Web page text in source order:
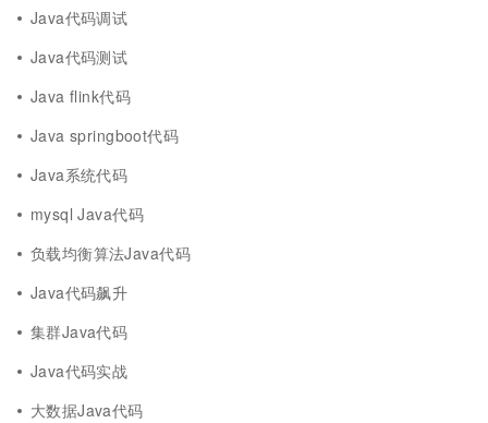
Java代码调试
Java代码测试
Java flink代码
Java springboot代码
Java系统代码
mysql Java代码
负载均衡算法Java代码
Java代码飙升
集群Java代码
Java代码实战
大数据Java代码